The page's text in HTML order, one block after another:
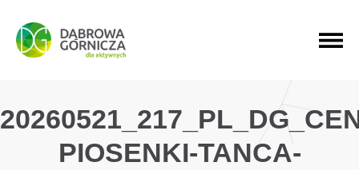
PRZEJDŹ DO MENU GŁÓWNEGO
PRZEJDŹ DO WYSZUKIWARKI
PRZEJDŹ DO TREŚCI
PIOSENKI-TANCA-